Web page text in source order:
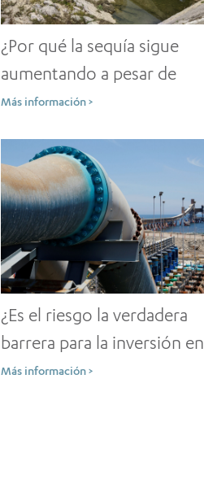
¿Por qué la sequía sigue
aumentando a pesar de
numerosos motivos para la
Más información >
¿Es el riesgo la verdadera
barrera para la inversión en
agua en los mercados
Más información >